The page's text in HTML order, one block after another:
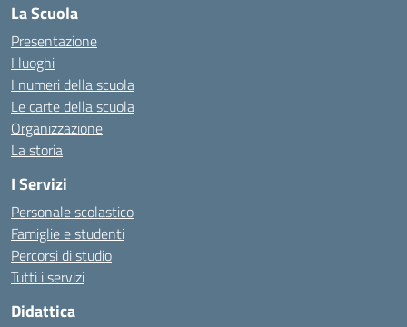
La Scuola
Presentazione
I luoghi
I numeri della scuola
Le carte della scuola
Organizzazione
La storia
I Servizi
Personale scolastico
Famiglie e studenti
Percorsi di studio
Tutti i servizi
Didattica